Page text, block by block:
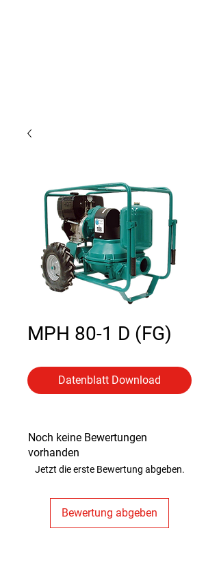
MPH 80-1 D (FG)
Datenblatt Download
Noch keine Bewertungen
vorhanden
Jetzt die erste Bewertung abgeben.
Bewertung abgeben